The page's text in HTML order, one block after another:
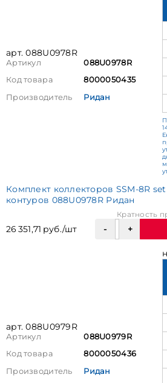
арт. 088U0978R
Артикул
088U0978R
Код товара
8000050435
Производитель
Ридан
Комплект коллекторов SSM-8R
контуров 088U0978R Ридан
26 351,71 руб./шт
Кратность
арт. 088U0979R
Артикул
088U0979R
Код товара
8000050436
Производитель
Ридан